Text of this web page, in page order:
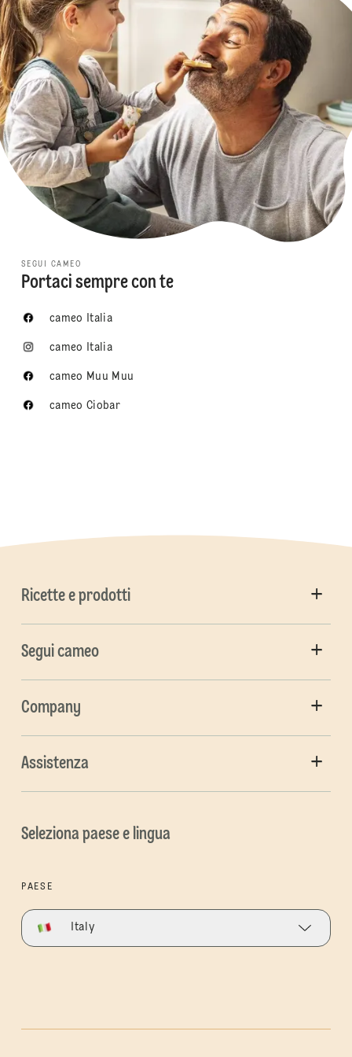
SEGUI CAMEO
Portaci sempre con te
cameo Italia
cameo Italia
cameo Muu Muu
cameo Ciobar
Ricette e prodotti
Segui cameo
Company
Assistenza
Seleziona paese e lingua
PAESE
Italy